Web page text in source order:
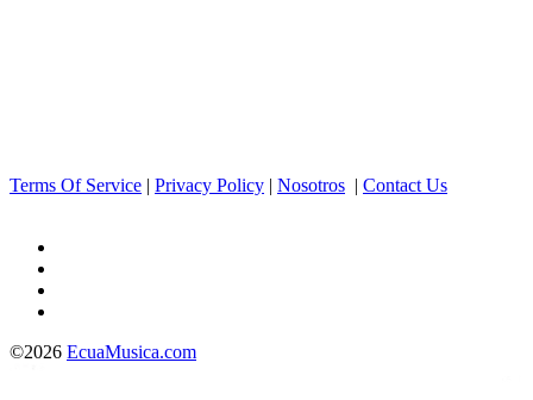
Terms Of Service | Privacy Policy | Nosotros | Contact Us
©2026 EcuaMusica.com